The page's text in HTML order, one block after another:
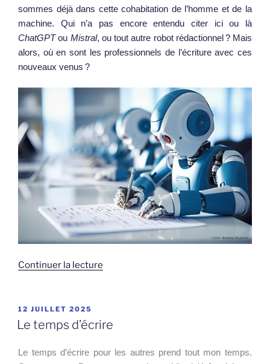
sommes déjà dans cette cohabitation de l’homme et de la
machine. Qui n’a pas encore entendu citer ici ou là
ChatGPTou Mistral, ou tout autre robot rédactionnel ? Mais
alors, où en sont les professionnels de l’écriture avec ces
nouveaux venus ?
Continuer la lecture
artificielle »
PUBLIÉ
LE
12 JUILLET 2025
Le temps d’écrire
Le temps d’écrire pour les autres prend tout mon temps.